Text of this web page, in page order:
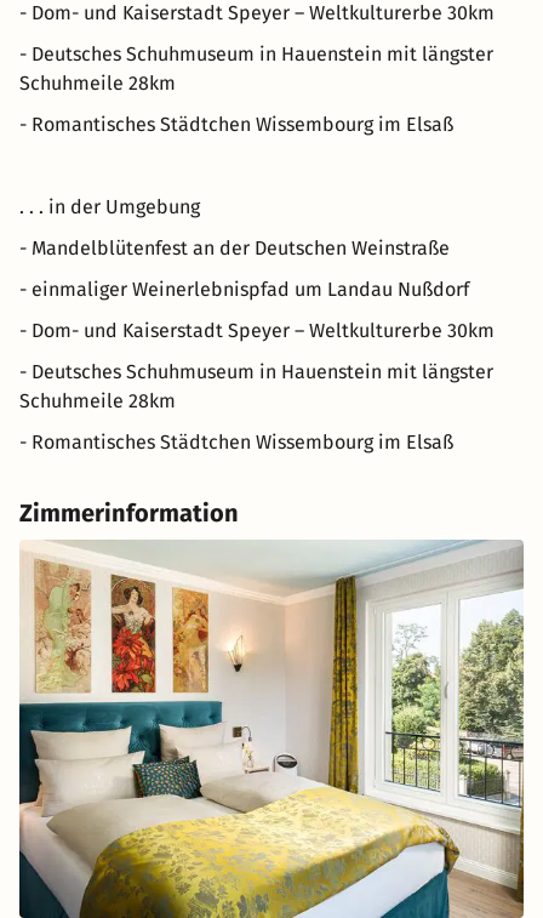
- Dom- und Kaiserstadt Speyer – Weltkulturerbe 30km
- Deutsches Schuhmuseum in Hauenstein mit längster
Schuhmeile 28km
- Romantisches Städtchen Wissembourg im Elsaß
. . . in der Umgebung
- Mandelblütenfest an der Deutschen Weinstraße
- einmaliger Weinerlebnispfad um Landau Nußdorf
- Dom- und Kaiserstadt Speyer – Weltkulturerbe 30km
- Deutsches Schuhmuseum in Hauenstein mit längster
Schuhmeile 28km
- Romantisches Städtchen Wissembourg im Elsaß
Zimmerinformation